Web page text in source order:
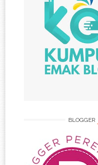
BLOGGER